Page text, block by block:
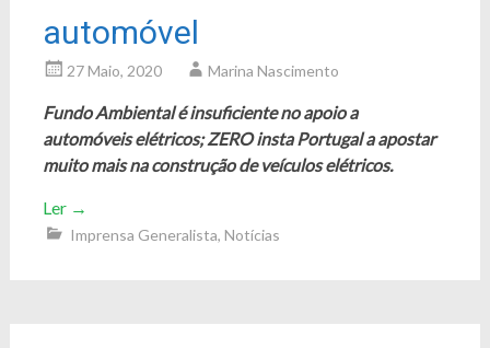
automóvel
27 Maio, 2020 Marina Nascimento
Fundo Ambiental é insuficiente no apoio a
automóveis elétricos; ZERO insta Portugal a apostar
muito mais na construção de veículos elétricos.
Ler →
Imprensa Generalista, Notícias